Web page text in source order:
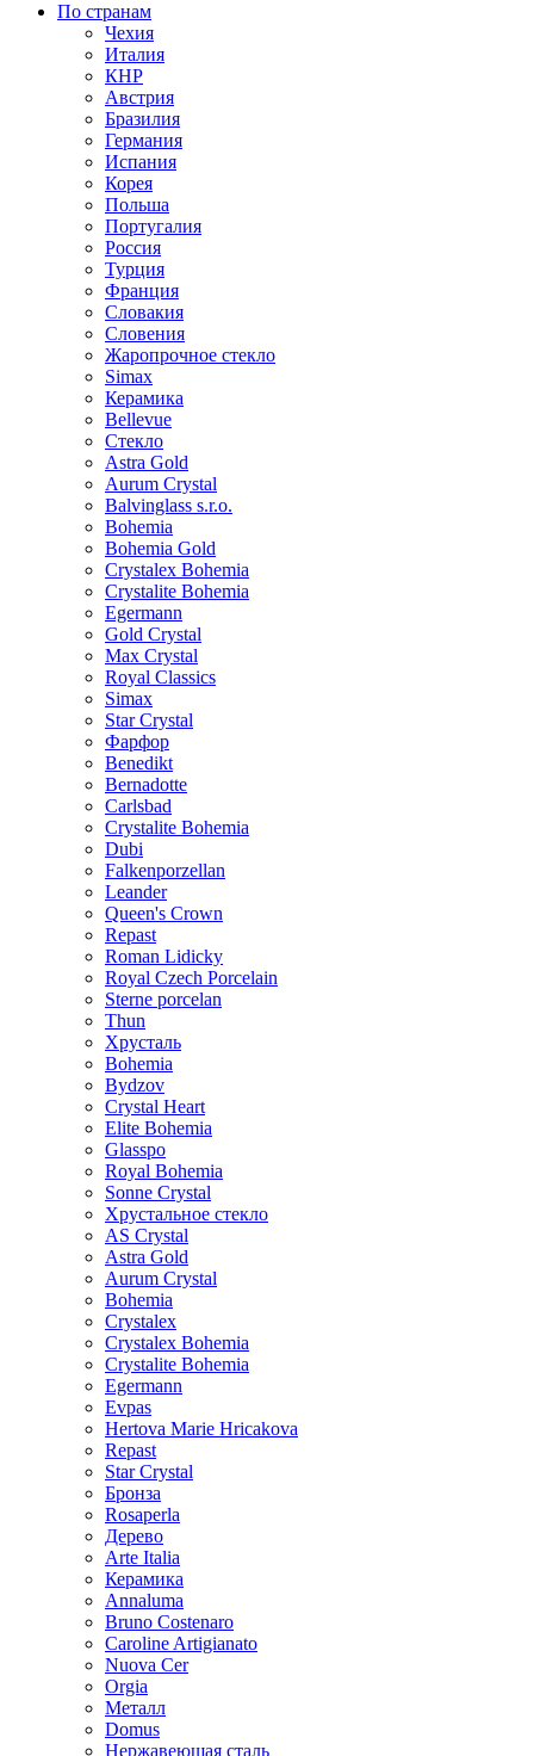
По странам
Чехия
Италия
КНР
Австрия
Бразилия
Германия
Испания
Корея
Польша
Португалия
Россия
Турция
Франция
Словакия
Словения
Жаропрочное стекло
Simax
Керамика
Bellevue
Стекло
Astra Gold
Aurum Crystal
Balvinglass s.r.o.
Bohemia
Bohemia Gold
Crystalex Bohemia
Crystalite Bohemia
Egermann
Gold Crystal
Max Crystal
Royal Classics
Simax
Star Crystal
Фарфор
Benedikt
Bernadotte
Carlsbad
Crystalite Bohemia
Dubi
Falkenporzellan
Leander
Queen's Crown
Repast
Roman Lidicky
Royal Czech Porcelain
Sterne porcelan
Thun
Хрусталь
Bohemia
Bydzov
Crystal Heart
Elite Bohemia
Glasspo
Royal Bohemia
Sonne Crystal
Хрустальное стекло
AS Crystal
Astra Gold
Aurum Crystal
Bohemia
Crystalex
Crystalex Bohemia
Crystalite Bohemia
Egermann
Evpas
Hertova Marie Hricakova
Repast
Star Crystal
Бронза
Rosaperla
Дерево
Arte Italia
Керамика
Annaluma
Bruno Costenaro
Caroline Artigianato
Nuova Cer
Orgia
Металл
Domus
Нержавеющая сталь